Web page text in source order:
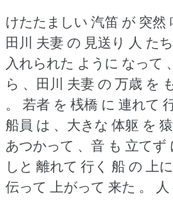
けたたましい 汽笛 が 突然
田川 夫妻 の 見送り 人 た
入れられた ように なって
ら 、田川 夫妻 の 万歳 を
。
若者 を 桟橋 に 連れて
船員 は 、大きな 体躯 を
あつかって 、音 も 立てず
しと 離れて 行く 船 の 上
伝って 上がって 来た 。